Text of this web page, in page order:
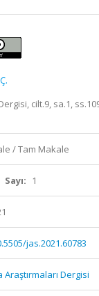
cilt.9, sa.1,
/ Tam Makale
Sayı: 1
jas.2021.60783
Araştırmaları Dergisi